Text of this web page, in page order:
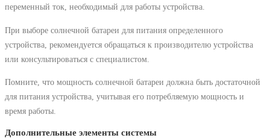
переменный ток, необходимый для работы устройства.
При выборе солнечной батареи для питания определенного
устройства, рекомендуется обращаться к производителю устройства
или консультироваться с специалистом.
Помните, что мощность солнечной батареи должна быть достаточной
для питания устройства, учитывая его потребляемую мощность и
время работы.
Дополнительные элементы системы